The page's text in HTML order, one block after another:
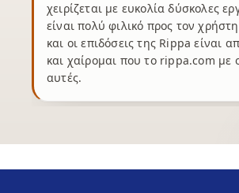
χειρίζεται με ευκολία δύσκολες
είναι πολύ φιλικό προς τον
και οι επιδόσεις της Rippa είναι
και χαίρομαι που το rippa.com με
αυτές.